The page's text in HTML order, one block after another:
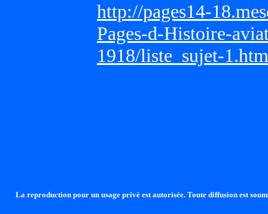
http://pages14-
Pages-d-Histoire-
1918/liste_sujet-1.htm
La reproduction pour un usage privé est autorisée. Toute diffusion est